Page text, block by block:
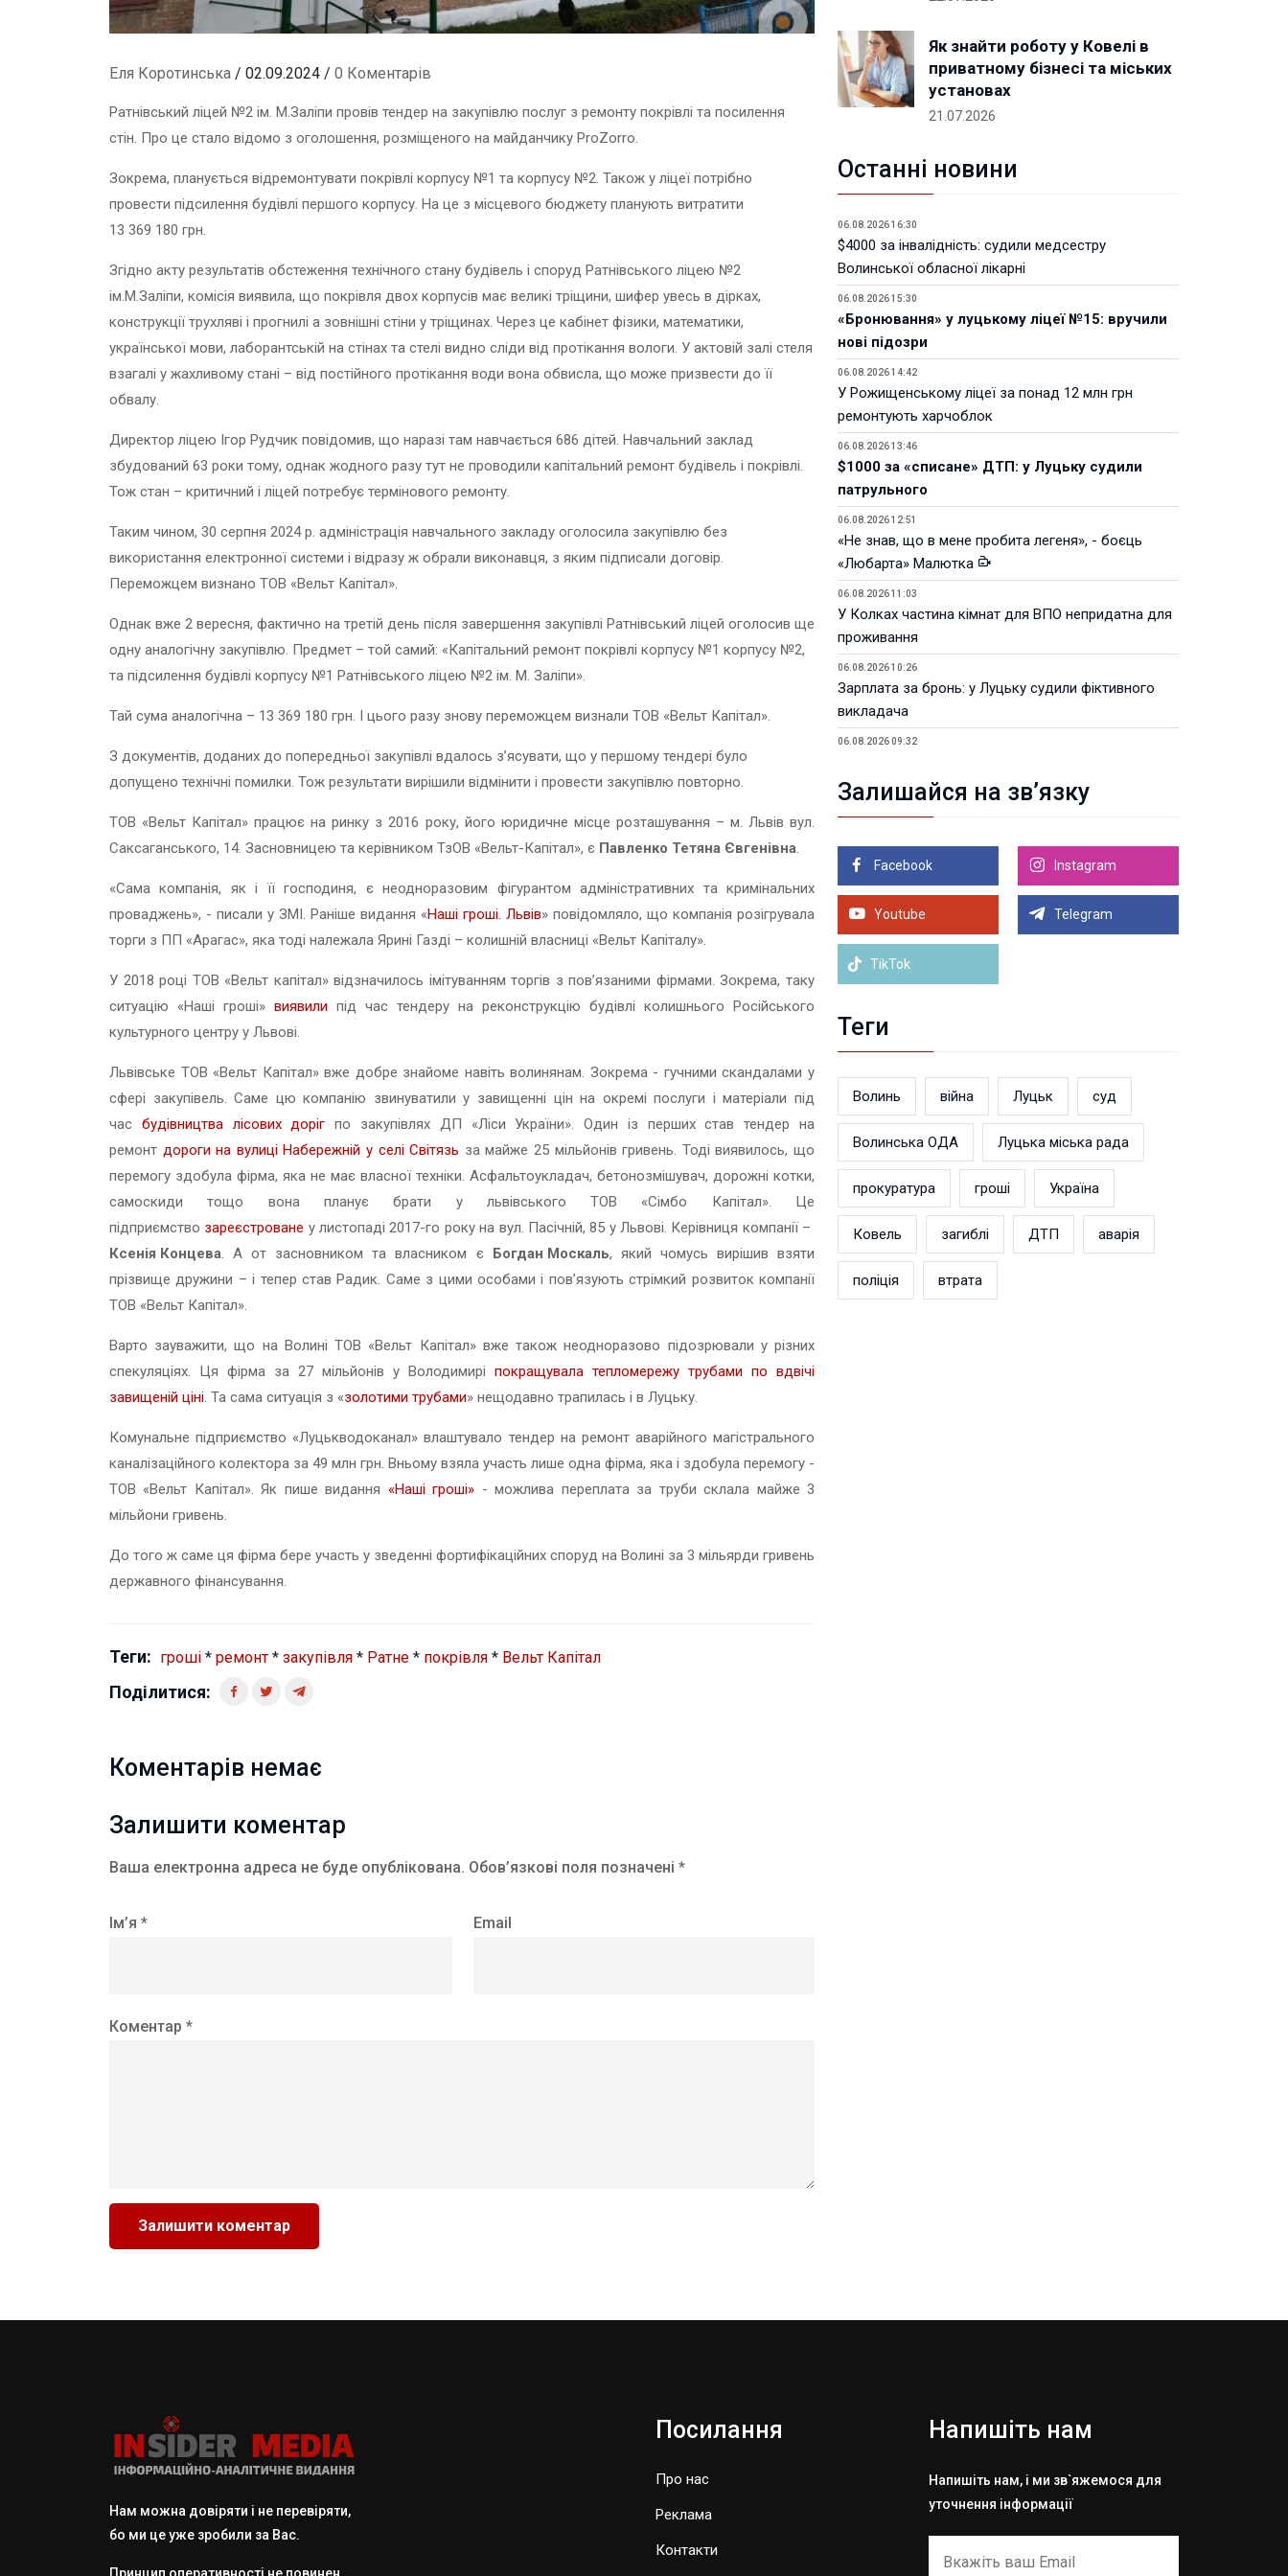
Еля Коротинська / 02.09.2024 / 0 Коментарів
Ратнівський ліцей №2 ім. М.Заліпи провів тендер на закупівлю послуг з ремонту покрівлі та посилення
стін. Про це стало відомо з оголошення, розміщеного на майданчику ProZorro.
Зокрема, планується відремонтувати покрівлі корпусу №1 та корпусу №2. Також у ліцеї потрібно
провести підсилення будівлі першого корпусу. На це з місцевого бюджету планують витратити
13 369 180 грн.
Згідно акту результатів обстеження технічного стану будівель і споруд Ратнівського ліцею №2
ім.М.Заліпи, комісія виявила, що покрівля двох корпусів має великі тріщини, шифер увесь в дірках,
конструкції трухляві і прогнилі а зовнішні стіни у тріщинах. Через це кабінет фізики, математики,
української мови, лаборантській на стінах та стелі видно сліди від протікання вологи. У актовій залі стеля
взагалі у жахливому стані – від постійного протікання води вона обвисла, що може призвести до її
обвалу.
Директор ліцею Ігор Рудчик повідомив, що наразі там навчається 686 дітей. Навчальний заклад
збудований 63 роки тому, однак жодного разу тут не проводили капітальний ремонт будівель і покрівлі.
Тож стан – критичний і ліцей потребує термінового ремонту.
Таким чином, 30 серпня 2024 р. адміністрація навчального закладу оголосила закупівлю без
використання електронної системи і відразу ж обрали виконавця, з яким підписали договір.
Переможцем визнано ТОВ «Вельт Капітал».
Однак вже 2 вересня, фактично на третій день після завершення закупівлі Ратнівський ліцей оголосив ще
одну аналогічну закупівлю. Предмет – той самий: «Капітальний ремонт покрівлі корпусу №1 корпусу №2,
та підсилення будівлі корпусу №1 Ратнівського ліцею №2 ім. М. Заліпи».
Тай сума аналогічна – 13 369 180 грн. І цього разу знову переможцем визнали ТОВ «Вельт Капітал».
З документів, доданих до попередньої закупівлі вдалось з’ясувати, що у першому тендері було
допущено технічні помилки. Тож результати вирішили відмінити і провести закупівлю повторно.
ТОВ «Вельт Капітал» працює на ринку з 2016 року, його юридичне місце розташування – м. Львів вул.
Саксаганського, 14. Засновницею та керівником ТзОВ «Вельт-Капітал», є Павленко Тетяна Євгенівна.
«Сама компанія, як і її господиня, є неодноразовим фігурантом адміністративних та кримінальних
проваджень», - писали у ЗМІ. Раніше видання «Наші гроші. Львів» повідомляло, що компанія розігрувала
торги з ПП «Арагас», яка тоді належала Ярині Газді – колишній власниці «Вельт Капіталу».
У 2018 році ТОВ «Вельт капітал» відзначилось імітуванням торгів з пов’язаними фірмами. Зокрема, таку
ситуацію «Наші гроші» виявили під час тендеру на реконструкцію будівлі колишнього Російського
культурного центру у Львові.
Львівське ТОВ «Вельт Капітал» вже добре знайоме навіть волинянам. Зокрема - гучними скандалами у
сфері закупівель. Саме цю компанію звинуватили у завищенні цін на окремі послуги і матеріали під
час будівництва лісових доріг по закупівлях ДП «Ліси України». Один із перших став тендер на
ремонт дороги на вулиці Набережній у селі Світязь за майже 25 мільйонів гривень. Тоді виявилось, що
перемогу здобула фірма, яка не має власної техніки. Асфальтоукладач, бетонозмішувач, дорожні котки,
самоскиди тощо вона планує брати у львівського ТОВ «Сімбо Капітал». Це
підприємство зареєстроване у листопаді 2017-го року на вул. Пасічній, 85 у Львові. Керівниця компанії –
Ксенія Концева. А от засновником та власником є Богдан Москаль, який чомусь вирішив взяти
прізвище дружини – і тепер став Радик. Саме з цими особами і пов’язують стрімкий розвиток компанії
ТОВ «Вельт Капітал».
Варто зауважити, що на Волині ТОВ «Вельт Капітал» вже також неодноразово підозрювали у різних
спекуляціях. Ця фірма за 27 мільйонів у Володимирі покращувала тепломережу трубами по вдвічі
завищеній ціні. Та сама ситуація з «золотими трубами» нещодавно трапилась і в Луцьку.
Комунальне підприємство «Луцькводоканал» влаштувало тендер на ремонт аварійного магістрального
каналізаційного колектора за 49 млн грн. Вньому взяла участь лише одна фірма, яка і здобула перемогу -
ТОВ «Вельт Капітал». Як пише видання «Наші гроші» - можлива переплата за труби склала майже 3
мільйони гривень.
До того ж саме ця фірма бере участь у зведенні фортифікаційних споруд на Волині за 3 мільярди гривень
державного фінансування.
Теги: гроші * ремонт * закупівля * Ратне * покрівля * Вельт Капітал
Поділитися:
Коментарів немає
Залишити коментар
Ваша електронна адреса не буде опублікована. Обов’язкові поля позначені *
Ім’я * Email
Коментар *
Як знайти роботу у Ковелі в
приватному бізнесі та міських
установах
21.07.2026
Останні новини
06.08.2026 16:30
$4000 за інвалідність: судили медсестру
Волинської обласної лікарні
06.08.2026 15:30
«Бронювання» у луцькому ліцеї №15: вручили
нові підозри
06.08.2026 14:42
У Рожищенському ліцеї за понад 12 млн грн
ремонтують харчоблок
06.08.2026 13:46
$1000 за «списане» ДТП: у Луцьку судили
патрульного
06.08.2026 12:51
«Не знав, що в мене пробита легеня», - боєць
«Любарта» Малютка
06.08.2026 11:03
У Колках частина кімнат для ВПО непридатна для
проживання
06.08.2026 10:26
Зарплата за бронь: у Луцьку судили фіктивного
викладача
06.08.2026 09:32
05.08.2026 21:18
Порівняння телеоб'єктивів Sigma Sports та Sony G-
05.08.2026 21:00
У Луцьку на 99,9% готовий новий Державний
ветеранський простір. ВІДЕО
Більше новин
Залишайся на зв’язку
Facebook Instagram
Youtube Telegram
TikTok
Теги
Волинь війна Луцьк суд
Волинська ОДА Луцька міська рада
прокуратура гроші Україна
Ковель загиблі ДТП аварія
поліція втрата
Нам можна довіряти і не перевіряти,
бо ми це уже зробили за Вас.
Принцип оперативності не повинен
Посилання
Про нас
Реклама
Контакти
Напишіть нам
Напишіть нам, і ми зв`яжемося для
уточнення інформації